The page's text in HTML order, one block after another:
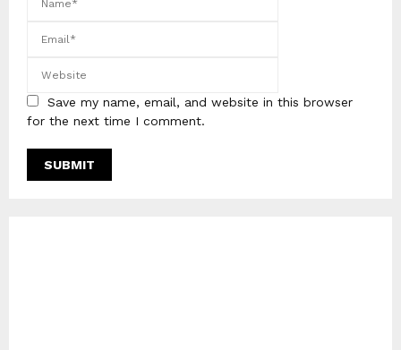
Save my name, email, and website in this browser
for the next time I comment.